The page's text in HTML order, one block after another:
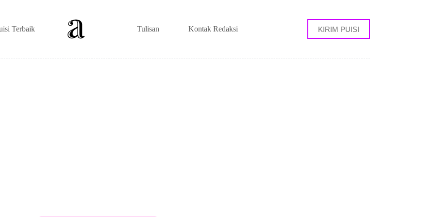
Terbaik Tulisan Kontak Redaksi KIRIM PUISI